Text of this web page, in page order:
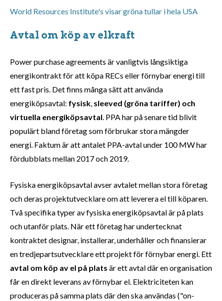
World Resources Institute's visar gröna tullar i hela USA
Avtal om köp av elkraft
Power purchase agreements är vanligtvis långsiktiga
energikontrakt för att köpa RECs eller förnybar energi till
ett fast pris. Det finns många sätt att använda
energiköpsavtal: fysisk sleeved (gröna tariffer) och
virtuella energiköpsavtal . PPA har på senare tid blivit
populärt bland företag som förbrukar stora mängder
energi. Faktum är att antalet PPA-avtal under 100 MW har
fördubblats mellan 2017 och 2019.
Fysiska energiköpsavtal avser avtalet mellan stora företag
och deras projektutvecklare om att leverera el till köparen.
Två specifika typer av fysiska energiköpsavtal är på plats
och utanför plats. När ett företag har undertecknat
kontraktet designar, installerar, underhåller och finansierar
en tredjepartsutvecklare ett projekt för förnybar energi. Ett
avtal om köp av el på plats är ett avtal där en organisation
får en direkt leverans av förnybar el. Elektriciteten kan
produceras på samma plats där den ska användas ("on-